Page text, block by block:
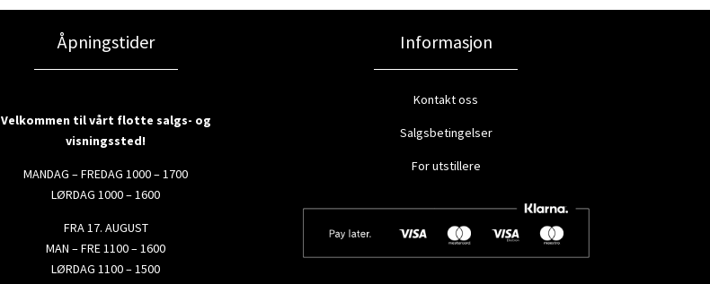
Åpningstider
Velkommen til vårt flotte salgs- og
visningssted!
MANDAG – FREDAG 1000 – 1700
LØRDAG 1000 – 1600
FRA 17. AUGUST
MAN – FRE 1100 – 1600
LØRDAG 1100 – 1500
Informasjon
Kontakt oss
Salgsbetingelser
For utstillere